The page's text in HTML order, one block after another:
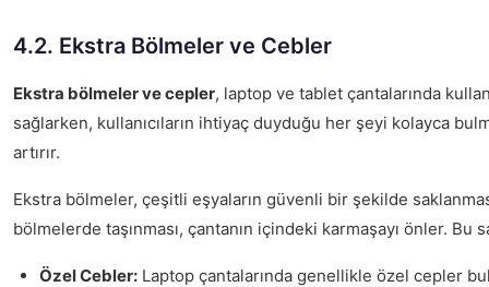
4.2. Ekstra Bölmeler ve Cebler
Ekstra bölmeler ve cepler, laptop ve tablet çantalarında
sağlarken, kullanıcıların ihtiyaç duyduğu her şeyi kolayca
artırır.
Ekstra bölmeler, çeşitli eşyaların güvenli bir şekilde
bölmelerde taşınması, çantanın içindeki karmaşayı önler.
Özel Cebler: Laptop çantalarında genellikle özel cepler